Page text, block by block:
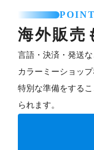
海外販売
言語・決済・発送
カラーミーショップ
特別な準備をする
られます。